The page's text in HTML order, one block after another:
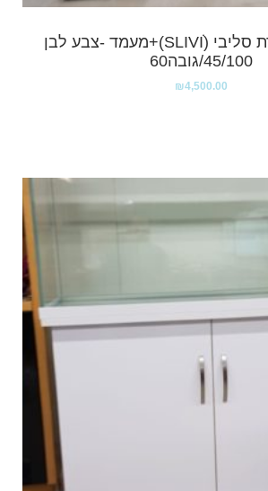
אקווריום חברת סליבי (SLIVIׂׂ)+מעמד -צבע לבן
45/100/גובה60
₪4,500.00